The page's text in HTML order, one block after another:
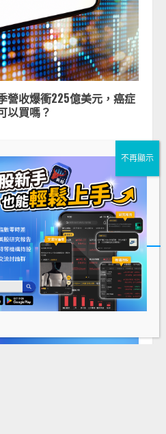
營收爆衝225億美元，癌症
以買嗎？